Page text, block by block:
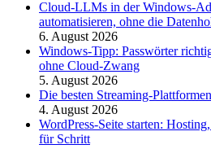
Cloud-LLMs in der Windows-
automatisieren, ohne die
6. August 2026
Windows-Tipp: Passwörter
ohne Cloud-Zwang
5. August 2026
Die besten Streaming-
4. August 2026
WordPress-Seite starten:
für Schritt